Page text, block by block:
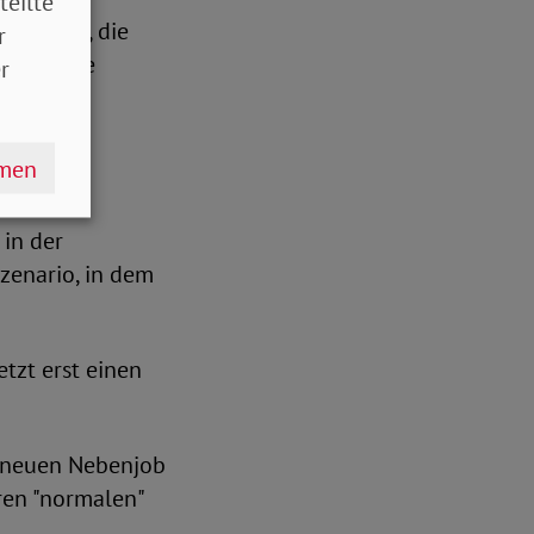
Lücke, die
teilweise
der
in dem
erst einen
Nebenjob
"normalen"